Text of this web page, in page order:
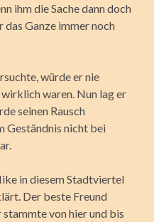
ihm die Sache dann doch
Ganze immer noch
würde er nie
waren. Nun lag er
seinen Rausch
Geständnis nicht bei
in diesem Stadtviertel
Der beste Freund
von hier und bis